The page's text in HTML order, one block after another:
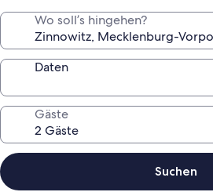
Wo soll’s hingehen?
Daten
Gäste
Suchen